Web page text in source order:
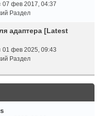
07 фев 2017, 04:37
Раздел
адаптера [Latest
01 фев 2025, 09:43
Раздел